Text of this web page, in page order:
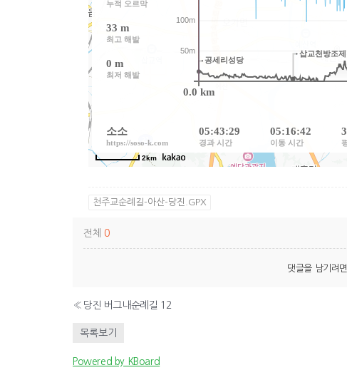
천주교순례길-아산-당진.GPX
전체 0
댓글을 남기려면
« 당진 버그내순례길 12
목록보기
Powered by KBoard